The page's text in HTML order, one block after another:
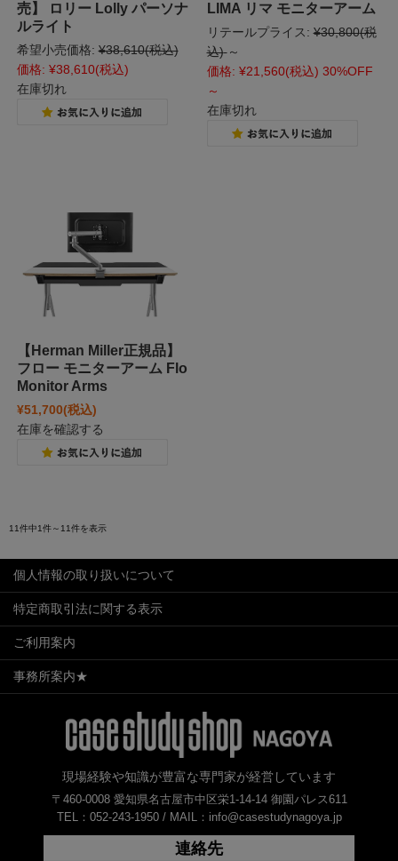
売】 ロリー Lolly パーソナ
ルライト
希望小売価格: ¥38,610(税込)
価格: ¥38,610(税込)
在庫切れ
LIMA リマ モニターアーム
リテールプライス: ¥30,800(税
込) ～
価格: ¥21,560(税込) 30%OFF
～
在庫切れ
【Herman Miller正規品】
フロー モニターアーム Flo
Monitor Arms
¥51,700(税込)
在庫を確認する
11件中1件～11件を表示
個人情報の取り扱いについて
特定商取引法に関する表示
ご利用案内
事務所案内★
現場経験や知識が豊富な専門家が経営しています
〒460-0008 愛知県名古屋市中区栄1-14-14 御園パレス611
TEL：052-243-1950 / MAIL：info@casestudynagoya.jp
連絡先